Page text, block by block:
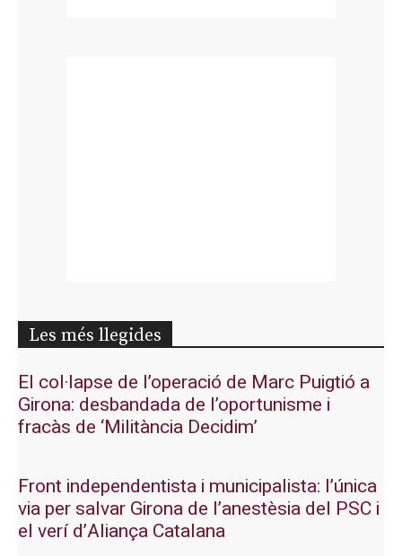
Les més llegides
El col·lapse de l’operació de Marc Puigtió a
Girona: desbandada de l’oportunisme i
fracàs de ‘Militància Decidim’
Front independentista i municipalista: l’única
via per salvar Girona de l’anestèsia del PSC i
el verí d’Aliança Catalana